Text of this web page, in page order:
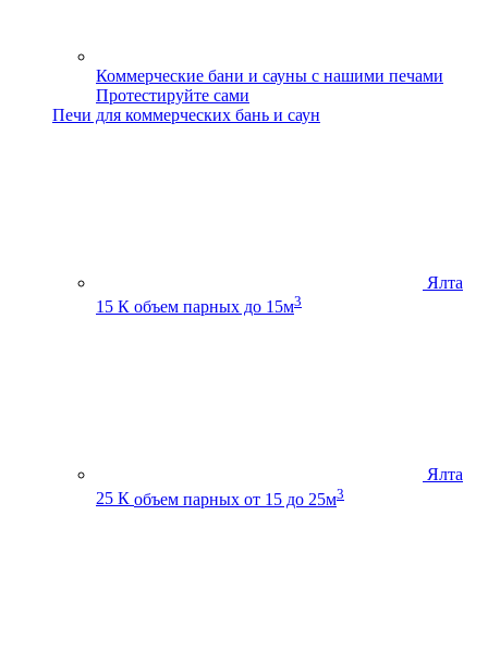
Коммерческие бани и сауны с нашими печами
Протестируйте сами
Печи для коммерческих бань и саун
Ялта
15 К объем парных до 15м3
Ялта
25 К объем парных от 15 до 25м3